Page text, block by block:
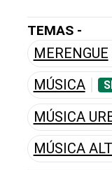
TEMAS -
MERENGUE
MÚSICA
MÚSICA
MÚSICA